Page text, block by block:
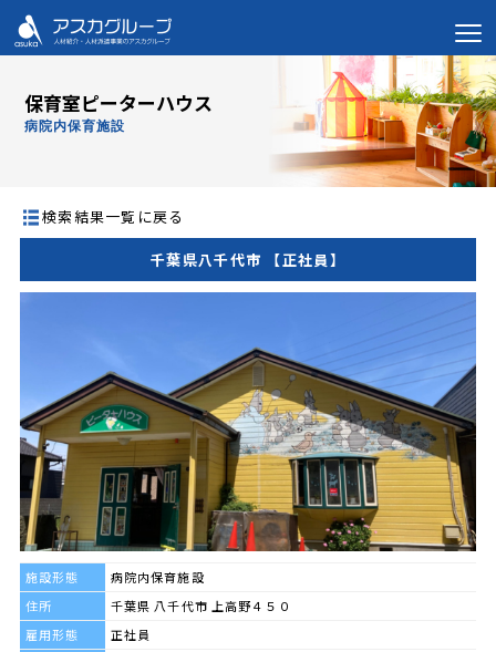
保育室ピーターハウス
病院内保育施設
検索結果一覧に戻る
千葉県八千代市 【正社員】
施設形態
病院内保育施設
住所
千葉県 八千代市 上高野４５０
雇用形態
正社員